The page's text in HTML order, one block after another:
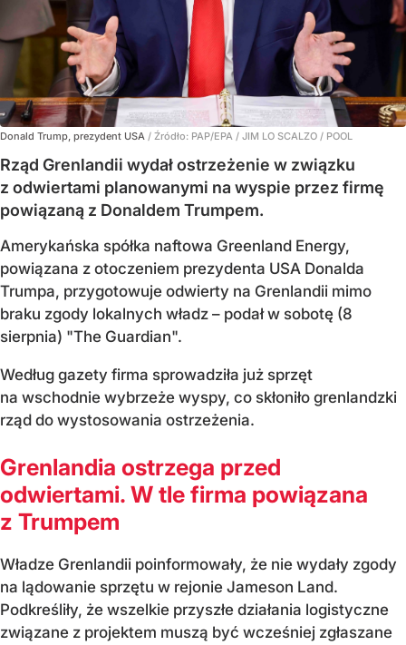
Donald Trump, prezydent USA / Źródło: PAP/EPA / JIM LO SCALZO / POOL
Rząd Grenlandii wydał ostrzeżenie w związku
z odwiertami planowanymi na wyspie przez firmę
powiązaną z Donaldem Trumpem.
Amerykańska spółka naftowa Greenland Energy,
powiązana z otoczeniem prezydenta USA Donalda
Trumpa, przygotowuje odwierty na Grenlandii mimo
braku zgody lokalnych władz – podał w sobotę (8
sierpnia) "The Guardian".
Według gazety firma sprowadziła już sprzęt
na wschodnie wybrzeże wyspy, co skłoniło grenlandzki
rząd do wystosowania ostrzeżenia.
Grenlandia ostrzega przed
odwiertami. W tle firma powiązana
z Trumpem
Władze Grenlandii poinformowały, że nie wydały zgody
na lądowanie sprzętu w rejonie Jameson Land.
Podkreśliły, że wszelkie przyszłe działania logistyczne
związane z projektem muszą być wcześniej zgłaszane